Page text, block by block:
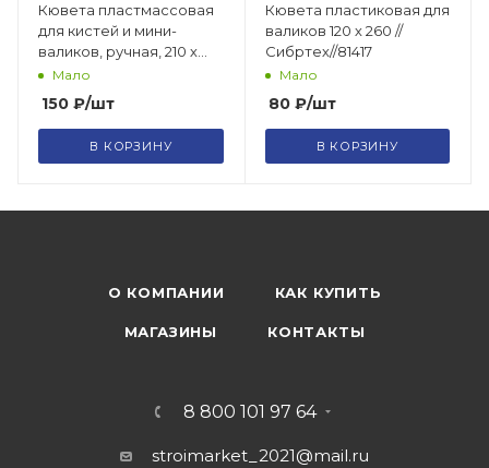
Кювета пластмассовая
для кистей и мини-
валиков, ручная, 210 х
180 х 90 мм Matrix /81485
Мало
150 ₽/шт
В КОРЗИНУ
Кювета пластиковая для
валиков 120 х 260 //
Сибртех//81417
Мало
80₽/шт
В КОРЗИНУ
О КОМПАНИИ КАК КУПИТЬ
МАГАЗИНЫ КОНТАКТЫ
8 800 101 97 64
stroimarket_2021@mail.ru